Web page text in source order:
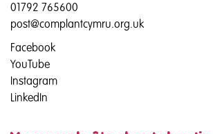
01792 765600
post@complantcymru.org.uk
Facebook
YouTube
Instagram
LinkedIn